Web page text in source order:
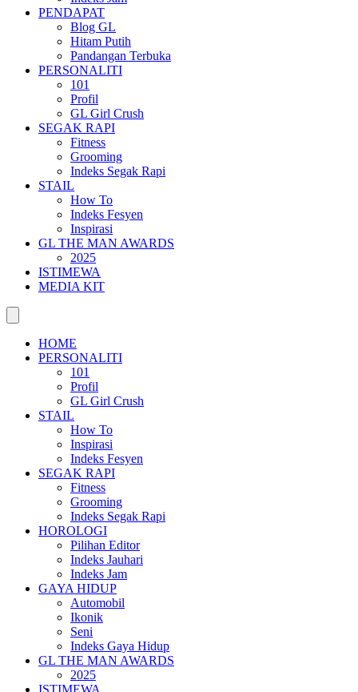
PENDAPAT
Blog GL
Hitam Putih
Pandangan Terbuka
PERSONALITI
101
Profil
GL Girl Crush
SEGAK RAPI
Fitness
Grooming
Indeks Segak Rapi
STAIL
How To
Indeks Fesyen
Inspirasi
GL THE MAN AWARDS
2025
ISTIMEWA
MEDIA KIT
HOME
PERSONALITI
101
Profil
GL Girl Crush
STAIL
How To
Inspirasi
Indeks Fesyen
SEGAK RAPI
Fitness
Grooming
Indeks Segak Rapi
HOROLOGI
Pilihan Editor
Indeks Jauhari
Indeks Jam
GAYA HIDUP
Automobil
Ikonik
Seni
Indeks Gaya Hidup
GL THE MAN AWARDS
2025
ISTIMEWA